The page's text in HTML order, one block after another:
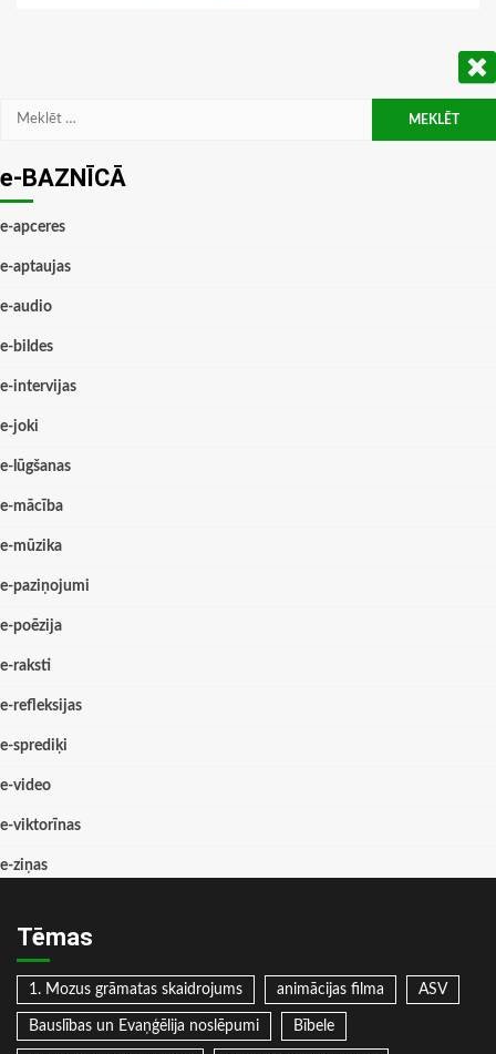
Meklēt:
e-BAZNĪCĀ
e-apceres
e-aptaujas
e-audio
e-bildes
e-intervijas
e-joki
e-lūgšanas
e-mācība
e-mūzika
e-paziņojumi
e-poēzija
e-raksti
e-refleksijas
e-sprediķi
e-video
e-viktorīnas
e-ziņas
Tēmas
1. Mozus grāmatas skaidrojums animācijas filma ASV
Bauslības un Evaņģēlija noslēpumi Bībele